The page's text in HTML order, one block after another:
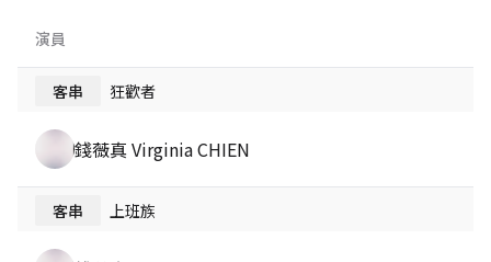
演員
客串 狂歡者
錢薇真 Virginia CHIEN
客串 上班族